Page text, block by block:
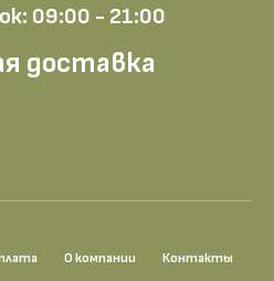
09:00 - 21:00
доставка
О компании Контакты